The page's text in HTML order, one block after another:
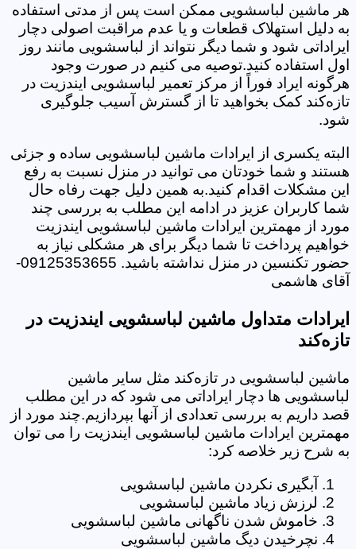
هر ماشین لباسشویی ممکن است پس از مدتی استفاده
به دلیل استهلاک قطعات و یا عدم مراقبت اصولی دچار
ایراداتی شود و شما دیگر نتواند از لباسشویی مانند روز
اول استفاده کنید.توصیه می کنیم در صورت وجود
هرگونه ایراد فوراً از مرکز تعمیر لباسشویی ایندزیت در
تازه‌کند کمک بخواهید تا از گسترش آسیب جلوگیری
شود.
البته یکسری از ایرادات ماشین لباسشویی ساده و جزئی
هستند و شما خودتان می توانید در منزل نسبت به رفع
این مشکلات اقدام کنید.به همین دلیل جهت رفاه حال
شما کاربران عزیز در ادامه این مطلب به بررسی چند
مورد از مهمترین ایرادات ماشین لباسشویی ایندزیت
خواهیم پرداخت تا شما دیگر برای هر مشکلی نیاز به
حضور تکنسین در منزل نداشته باشید. 09125353655-
آقای هاشمی
ایرادات متداول ماشین لباسشویی ایندزیت در
تازه‌کند
ماشین لباسشویی در تازه‌کند مثل سایر ماشین
لباسشویی ها دچار ایراداتی می شود که در این مطلب
قصد داریم به بررسی تعدادی از آنها بپردازیم.چند مورد از
مهمترین ایرادات ماشین لباسشویی ایندزیت را می توان
به شرح زیر خلاصه کرد:
آبگیری نکردن ماشین لباسشویی
لرزش زیاد ماشین لباسشویی
خاموش شدن ناگهانی ماشین لباسشویی
نچرخیدن دیگ ماشین لباسشویی